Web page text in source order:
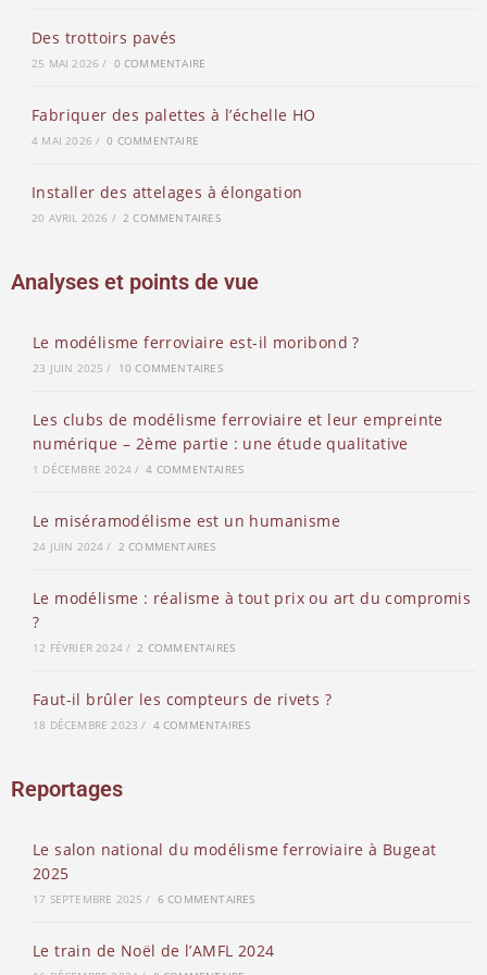
Des trottoirs pavés
25 MAI 2026 / 0 COMMENTAIRE
Fabriquer des palettes à l’échelle HO
4 MAI 2026 / 0 COMMENTAIRE
Installer des attelages à élongation
20 AVRIL 2026 / 2 COMMENTAIRES
Analyses et points de vue
Le modélisme ferroviaire est-il moribond ?
23 JUIN 2025 / 10 COMMENTAIRES
Les clubs de modélisme ferroviaire et leur empreinte
numérique – 2ème partie : une étude qualitative
1 DÉCEMBRE 2024 / 4 COMMENTAIRES
Le miséramodélisme est un humanisme
24 JUIN 2024 / 2 COMMENTAIRES
Le modélisme : réalisme à tout prix ou art du compromis
?
12 FÉVRIER 2024 / 2 COMMENTAIRES
Faut-il brûler les compteurs de rivets ?
18 DÉCEMBRE 2023 / 4 COMMENTAIRES
Reportages
Le salon national du modélisme ferroviaire à Bugeat
2025
17 SEPTEMBRE 2025 / 6 COMMENTAIRES
Le train de Noël de l’AMFL 2024